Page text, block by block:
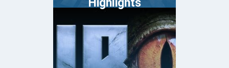
Highlights